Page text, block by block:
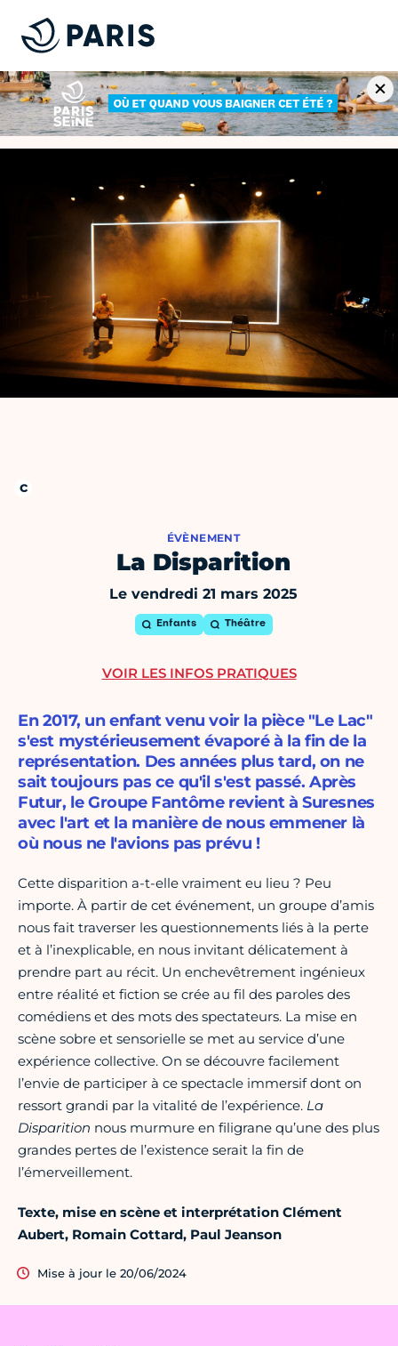
ÉVÈNEMENT
La Disparition
Le vendredi 21 mars 2025
Enfants Théâtre
En 2017, un enfant venu voir la pièce "Le Lac"
s'est mystérieusement évaporé à la fin de la
représentation. Des années plus tard, on ne
sait toujours pas ce qu'il s'est passé. Après
Futur, le Groupe Fantôme revient à Suresnes
avec l'art et la manière de nous emmener là
où nous ne l'avions pas prévu !
Cette disparition a-t-elle vraiment eu lieu ? Peu
importe. À partir de cet événement, un groupe d’amis
nous fait traverser les questionnements liés à la perte
et à l’inexplicable, en nous invitant délicatement à
prendre part au récit. Un enchevêtrement ingénieux
entre réalité et fiction se crée au fil des paroles des
comédiens et des mots des spectateurs. La mise en
scène sobre et sensorielle se met au service d’une
expérience collective. On se découvre facilement
l’envie de participer à ce spectacle immersif dont on
ressort grandi par la vitalité de l’expérience. La
Disparition nous murmure en filigrane qu’une des plus
grandes pertes de l’existence serait la fin de
l’émerveillement.
Texte, mise en scène et interprétation Clément
Aubert, Romain Cottard, Paul Jeanson
Mise à jour le 20/06/2024
VOIR LES INFOS PRATIQUES